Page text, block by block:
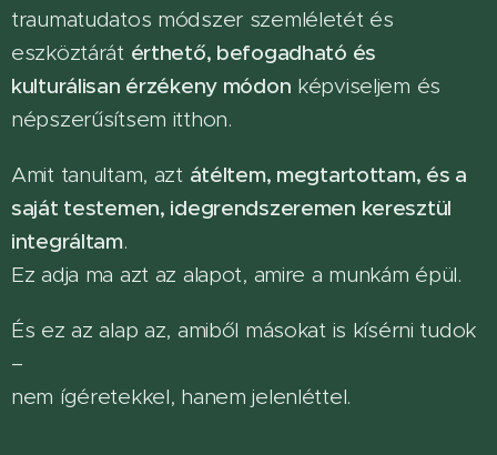
traumatudatos módszer szemléletét és
eszköztárát érthető, befogadható és
kulturálisan érzékeny módon képviseljem és
népszerűsítsem itthon.
Amit tanultam, azt átéltem, megtartottam, és a
saját testemen, idegrendszeremen keresztül
integráltam.
Ez adja ma azt az alapot, amire a munkám épül.
És ez az alap az, amiből másokat is kísérni tudok
–
nem ígéretekkel, hanem jelenléttel.